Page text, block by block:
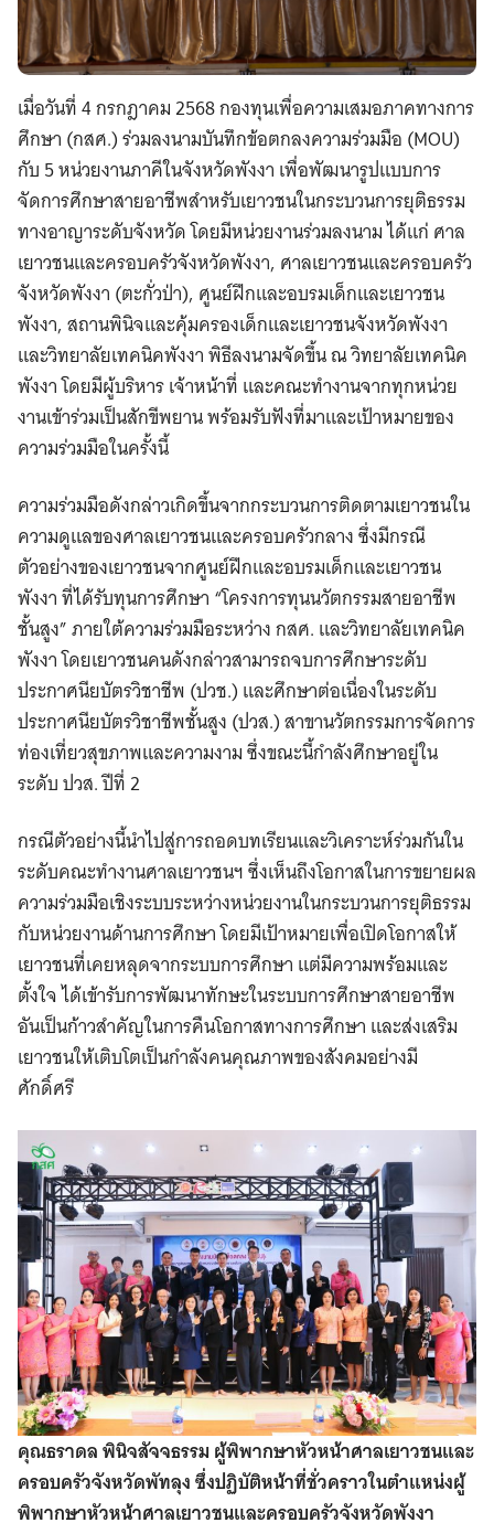
เมื่อวันที่ 4 กรกฎาคม 2568 กองทุนเพื่อความเสมอภาคทางการ
ศึกษา (กสศ.) ร่วมลงนามบันทึกข้อตกลงความร่วมมือ (MOU)
กับ 5 หน่วยงานภาคีในจังหวัดพังงา เพื่อพัฒนารูปแบบการ
จัดการศึกษาสายอาชีพสำหรับเยาวชนในกระบวนการยุติธรรม
ทางอาญาระดับจังหวัด โดยมีหน่วยงานร่วมลงนาม ได้แก่ ศาล
เยาวชนและครอบครัวจังหวัดพังงา, ศาลเยาวชนและครอบครัว
จังหวัดพังงา (ตะกั่วป่า), ศูนย์ฝึกและอบรมเด็กและเยาวชน
พังงา, สถานพินิจและคุ้มครองเด็กและเยาวชนจังหวัดพังงา
และวิทยาลัยเทคนิคพังงา พิธีลงนามจัดขึ้น ณ วิทยาลัยเทคนิค
พังงา โดยมีผู้บริหาร เจ้าหน้าที่ และคณะทำงานจากทุกหน่วย
งานเข้าร่วมเป็นสักขีพยาน พร้อมรับฟังที่มาและเป้าหมายของ
ความร่วมมือในครั้งนี้
ความร่วมมือดังกล่าวเกิดขึ้นจากกระบวนการติดตามเยาวชนใน
ความดูแลของศาลเยาวชนและครอบครัวกลาง ซึ่งมีกรณี
ตัวอย่างของเยาวชนจากศูนย์ฝึกและอบรมเด็กและเยาวชน
พังงา ที่ได้รับทุนการศึกษา “โครงการทุนนวัตกรรมสายอาชีพ
ชั้นสูง” ภายใต้ความร่วมมือระหว่าง กสศ. และวิทยาลัยเทคนิค
พังงา โดยเยาวชนคนดังกล่าวสามารถจบการศึกษาระดับ
ประกาศนียบัตรวิชาชีพ (ปวช.) และศึกษาต่อเนื่องในระดับ
ประกาศนียบัตรวิชาชีพชั้นสูง (ปวส.) สาขานวัตกรรมการจัดการ
ท่องเที่ยวสุขภาพและความงาม ซึ่งขณะนี้กำลังศึกษาอยู่ใน
ระดับ ปวส. ปีที่ 2
กรณีตัวอย่างนี้นำไปสู่การถอดบทเรียนและวิเคราะห์ร่วมกันใน
ระดับคณะทำงานศาลเยาวชนฯ ซึ่งเห็นถึงโอกาสในการขยายผล
ความร่วมมือเชิงระบบระหว่างหน่วยงานในกระบวนการยุติธรรม
กับหน่วยงานด้านการศึกษา โดยมีเป้าหมายเพื่อเปิดโอกาสให้
เยาวชนที่เคยหลุดจากระบบการศึกษา แต่มีความพร้อมและ
ตั้งใจ ได้เข้ารับการพัฒนาทักษะในระบบการศึกษาสายอาชีพ
อันเป็นก้าวสำคัญในการคืนโอกาสทางการศึกษา และส่งเสริม
เยาวชนให้เติบโตเป็นกำลังคนคุณภาพของสังคมอย่างมี
ศักดิ์ศรี
คุณธราดล พินิจสัจจธรรม ผู้พิพากษาหัวหน้าศาลเยาวชนและ
ครอบครัวจังหวัดพัทลุงซึ่งปฏิบัติหน้าที่ชั่วคราวในตำแหน่งผู้
พิพากษาหัวหน้าศาลเยาวชนและครอบครัวจังหวัดพังงา